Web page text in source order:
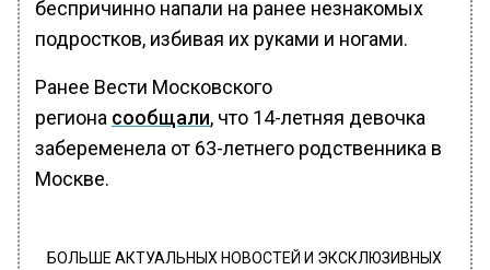
беспричинно напали на ранее незнакомых
подростков, избивая их руками и ногами.
Ранее Вести Московского
региона сообщали, что 14-летняя девочка
забеременела от 63-летнего родственника в
Москве.
БОЛЬШЕ АКТУАЛЬНЫХ НОВОСТЕЙ И ЭКСКЛЮЗИВНЫХ